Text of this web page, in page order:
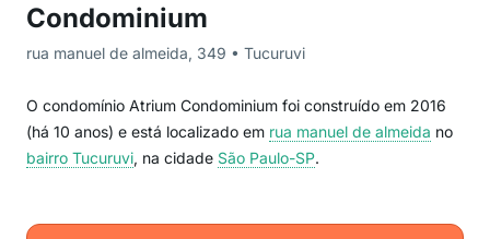
Condominium
rua manuel de almeida, 349 • Tucuruvi
O condomínio Atrium Condominium foi construído em 2016
(há 10 anos) e está localizado em rua manuel de almeida no
bairro Tucuruvi, na cidade São Paulo-SP.